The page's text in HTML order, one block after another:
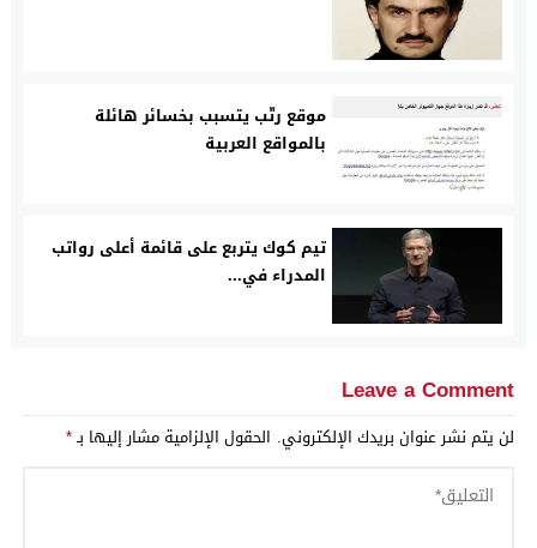
موقع رتّب يتسبب بخسائر هائلة
بالمواقع العربية
تيم كوك يتربع على قائمة أعلى رواتب
المدراء في...
Leave a Comment
لن يتم نشر عنوان بريدك الإلكتروني. الحقول الإلزامية مشار إليها بـ*